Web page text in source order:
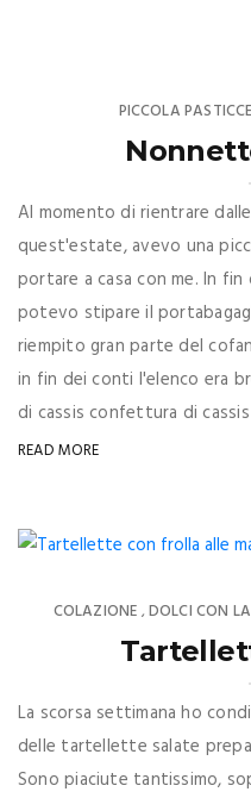
PICCOLA
Al momento di rientrare
quest'estate, avevo una
portare a casa con me. In
potevo stipare il
riempito gran parte del
in fin dei conti l'elenco era
di cassis confettura di
READ MORE
COLAZIONE ,DOLCI CON
La scorsa settimana ho
delle tartellette salate
Sono piaciute tantissimo,